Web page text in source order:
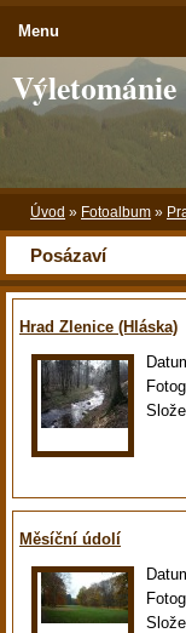
Výletománie
Úvod » Fotoalbum »
Posázaví
Hrad Zlenice (Hláska)
Měsíční údolí
Menu